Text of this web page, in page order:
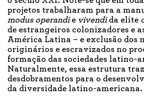
projetos trabalharam para a
modus operandie vivendida elite
de estrangeiros colonizadores e
América Latina – e exclusão dos
originários e escravizados no
formação das sociedades latino-
Naturalmente, essa estrutura traz
desdobramentos para o
da diversidade latino-americana.